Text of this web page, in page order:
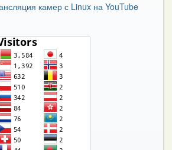
камер с Linux на YouTube